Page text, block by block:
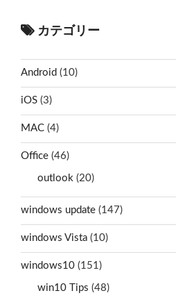
カテゴリー
Android (10)
iOS (3)
MAC (4)
Office (46)
outlook (20)
windows update (147)
windows Vista (10)
windows10 (151)
win10 Tips (48)